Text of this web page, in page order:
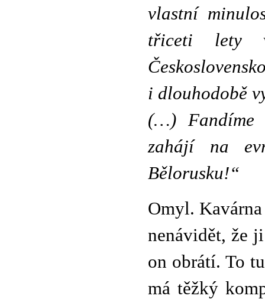
vlastní
třiceti lety
i dlouhodobě
(…) Fandíme
zahájí na
Bělorusku!“
Omyl.
nenávidět, že
on obrátí. To
má těžký